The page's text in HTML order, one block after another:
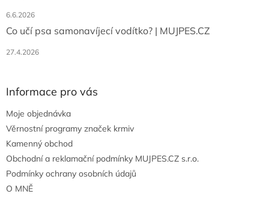
6.6.2026
Co učí psa samonavíjecí vodítko? | MUJPES.CZ
27.4.2026
Informace pro vás
Moje objednávka
Věrnostní programy značek krmiv
Kamenný obchod
Obchodní a reklamační podmínky MUJPES.CZ s.r.o.
Podmínky ochrany osobních údajů
O MNĚ